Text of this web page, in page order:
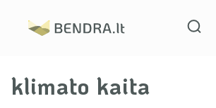
klimato kaita